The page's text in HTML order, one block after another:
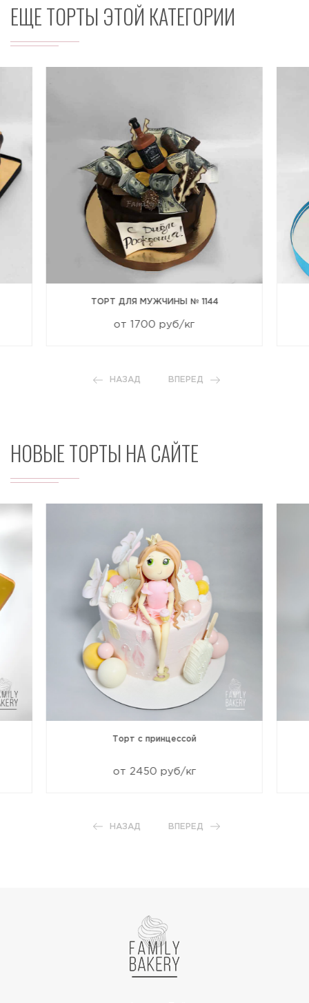
ЕЩЕ ТОРТЫ ЭТОЙ КАТЕГОРИИ
ТОРТ ДЛЯ МУЖЧИНЫ № 1144
от 1700 руб/кг
НАЗАД ВПЕРЕД
НОВЫЕ ТОРТЫ НА САЙТЕ
Торт с принцессой
от 2450 руб/кг
НАЗАД ВПЕРЕД